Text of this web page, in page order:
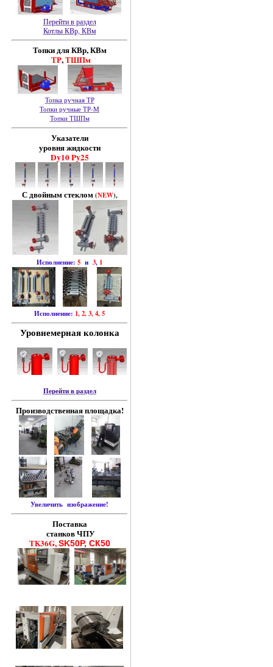
Перейти в раздел
Котлы КВр, КВм
Топки для КВр, КВм
ТР,ТШПм
Топка ручная ТР
Топки ручные ТР-М
Топки ТШПм
Указатели
уровня жидкости
Dy10 Py25
С двойным стеклом(NEW),
Исполнение: 5 и 3,1
Исполнение: 1, 2, 3, 4, 5
Уровнемерная колонка
Перейти в раздел
Производственная площадка!
Увеличить изображение!
Поставка
станков ЧПУ
ТК36G,SK50P, СК50